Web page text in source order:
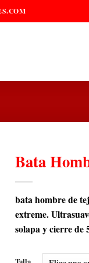
Bata
bata hombre de
extreme.
solapa y cierre de